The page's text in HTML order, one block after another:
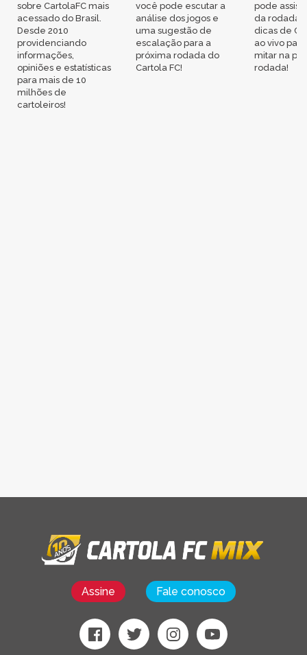
sobre CartolaFC mais
acessado do Brasil.
Desde 2010
providenciando
informações,
opiniões e estatísticas
para mais de 10
milhões de
cartoleiros!
você pode escutar a
análise dos jogos e
uma sugestão de
escalação para a
próxima rodada do
Cartola FC!
pode
da rodada,
dicas de
ao vivo
mitar na
rodada!
Assine Fale conosco